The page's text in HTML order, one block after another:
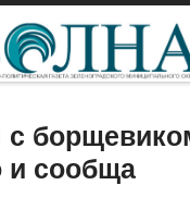
с
и сообща